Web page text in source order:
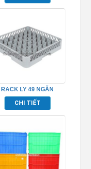
RACK LY 49 NGĂN
TP691013
CHI TIẾT